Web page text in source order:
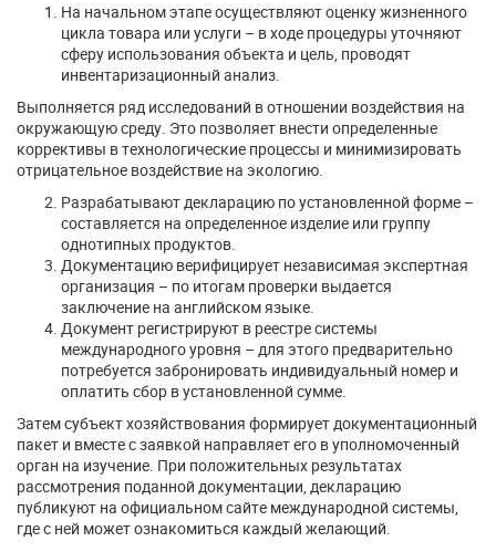
На начальном этапе осуществляют оценку жизненного
цикла товара или услуги – в ходе процедуры уточняют
сферу использования объекта и цель, проводят
инвентаризационный анализ.
Выполняется ряд исследований в отношении воздействия на
окружающую среду. Это позволяет внести определенные
коррективы в технологические процессы и минимизировать
отрицательное воздействие на экологию.
Разрабатывают декларацию по установленной форме –
составляется на определенное изделие или группу
однотипных продуктов.
Документацию верифицирует независимая экспертная
организация – по итогам проверки выдается
заключение на английском языке.
Документ регистрируют в реестре системы
международного уровня – для этого предварительно
потребуется забронировать индивидуальный номер и
оплатить сбор в установленной сумме.
Затем субъект хозяйствования формирует документационный
пакет и вместе с заявкой направляет его в уполномоченный
орган на изучение. При положительных результатах
рассмотрения поданной документации, декларацию
публикуют на официальном сайте международной системы,
где с ней может ознакомиться каждый желающий.